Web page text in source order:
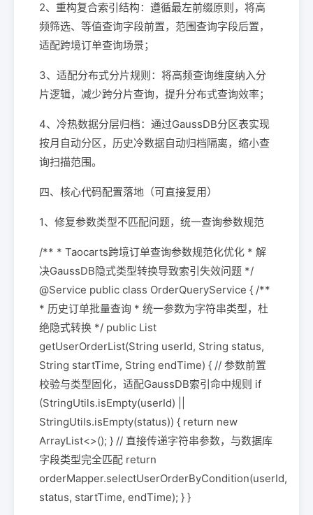
2、重构复合索引结构：遵循最左前缀原则，将高
频筛选、等值查询字段前置，范围查询字段后置，
适配跨境订单查询场景；
3、适配分布式分片规则：将高频查询维度纳入分
片逻辑，减少跨分片查询，提升分布式查询效率；
4、冷热数据分层归档：通过GaussDB分区表实现
按月自动分区，历史冷数据自动归档隔离，缩小查
询扫描范围。
四、核心代码配置落地（可直接复用）
1、修复参数类型不匹配问题，统一查询参数规范
/** * Taocarts跨境订单查询参数规范化优化 * 解
决GaussDB隐式类型转换导致索引失效问题 */
@Service public class OrderQueryService { /**
* 历史订单批量查询 * 统一参数为字符串类型，杜
绝隐式转换 */ public List
getUserOrderList(String userId, String status,
String startTime, String endTime) { // 参数前置
校验与类型固化，适配GaussDB索引命中规则 if
(StringUtils.isEmpty(userId) ||
StringUtils.isEmpty(status)) { return new
ArrayList<>(); } // 直接传递字符串参数，与数据库
字段类型完全匹配 return
orderMapper.selectUserOrderByCondition(userId,
status, startTime, endTime); } }